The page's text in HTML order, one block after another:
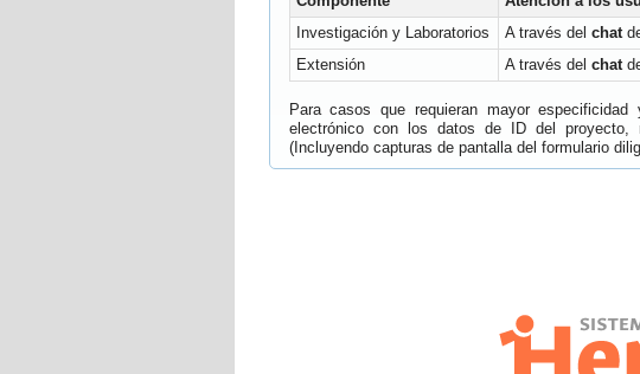
Investigación y Laboratorios
A través del chat
Extensión
A través del chat
Para casos que requieran mayor
electrónico con los datos de ID del proyecto,
(Incluyendo capturas de pantalla del formulario